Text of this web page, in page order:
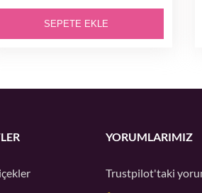
SEPETE EKLE
YORUMLARIMIZ
Trustpilot'taki